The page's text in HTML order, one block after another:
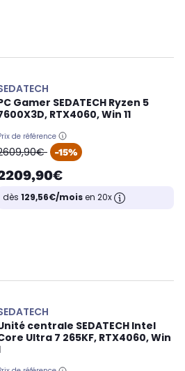
Gamer SEDATECH Ryzen 5
RTX4060, Win 11
de référence
-15%
dès 129,56€/moisen 20x
centrale SEDATECH Intel
Ultra 7 265KF, RTX4060, Win